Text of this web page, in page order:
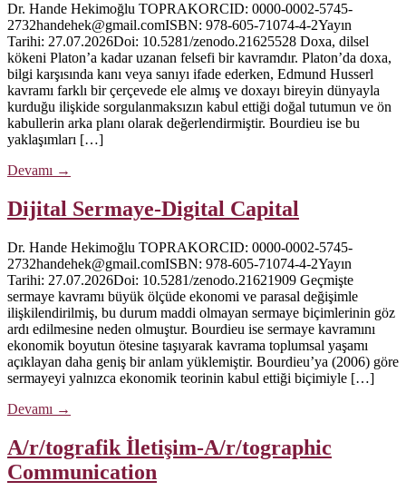
Dr. Hande Hekimoğlu TOPRAKORCID: 0000-0002-5745-
2732handehek@gmail.comISBN: 978-605-71074-4-2Yayın
Tarihi: 27.07.2026Doi: 10.5281/zenodo.21625528 Doxa, dilsel
kökeni Platon’a kadar uzanan felsefi bir kavramdır. Platon’da doxa,
bilgi karşısında kanı veya sanıyı ifade ederken, Edmund Husserl
kavramı farklı bir çerçevede ele almış ve doxayı bireyin dünyayla
kurduğu ilişkide sorgulanmaksızın kabul ettiği doğal tutumun ve ön
kabullerin arka planı olarak değerlendirmiştir. Bourdieu ise bu
yaklaşımları […]
Devamı →
Dijital Sermaye-Digital Capital
Dr. Hande Hekimoğlu TOPRAKORCID: 0000-0002-5745-
2732handehek@gmail.comISBN: 978-605-71074-4-2Yayın
Tarihi: 27.07.2026Doi: 10.5281/zenodo.21621909 Geçmişte
sermaye kavramı büyük ölçüde ekonomi ve parasal değişimle
ilişkilendirilmiş, bu durum maddi olmayan sermaye biçimlerinin göz
ardı edilmesine neden olmuştur. Bourdieu ise sermaye kavramını
ekonomik boyutun ötesine taşıyarak kavrama toplumsal yaşamı
açıklayan daha geniş bir anlam yüklemiştir. Bourdieu’ya (2006) göre
sermayeyi yalnızca ekonomik teorinin kabul ettiği biçimiyle […]
Devamı →
A/r/tografik İletişim-A/r/tographic
Communication